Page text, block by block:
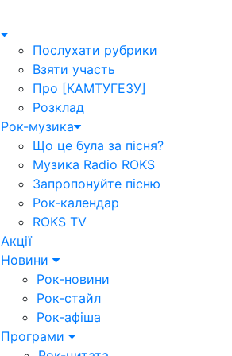
Послухати рубрики
Взяти участь
Про [КАМТУГЕЗУ]
Розклад
Рок-музика
Що це була за пісня?
Музика Radio ROKS
Запропонуйте пісню
Рок-календар
ROKS TV
Акції
Новини
Рок-новини
Рок-стайл
Рок-афіша
Програми